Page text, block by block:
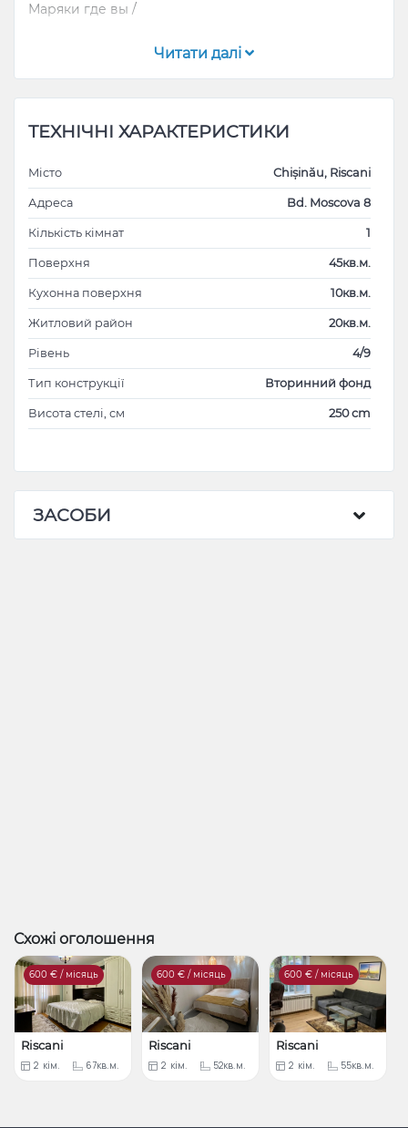
Маряки где вы /
Квартира после евроремонта, чистая и солнечная,
Есть двуспальная кровать, шкаф- купе с зеркалами
на всю стену. Телевизор плазма (интернет,
полотенце сушитель, постельное белье, халаты,
посуда…все необходимое для комфортного
проживания с нуля.Желательно одному
моряку,Порядочность гарантирую. Можете
звонить, писать на мобильный, WhatsUp, Viber .
Читати далі
ТЕХНІЧНІ ХАРАКТЕРИСТИКИ
Місто Chișinău, Riscani
Адреса Bd. Moscova 8
Кількість кімнат 1
Поверхня 45кв.м.
Кухонна поверхня 10кв.м.
Житловий район 20кв.м.
Рівень 4/9
Тип конструкції Вторинний фонд
Висота стелі, см 250 cm
ЗАСОБИ
Схожі оголошення
600 € / місяць
Riscani
2 кім. 67кв.м.
600 € / місяць
Riscani
2 кім. 52кв.м.
600 € / місяць
Riscani
2 кім. 55кв.м.